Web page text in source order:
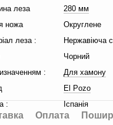
леза
280 мм
ножа
Округлене
леза :
Нержавіюча
Чорний
:
Для хамону
El Pozo
:
Іспанія
Оплата